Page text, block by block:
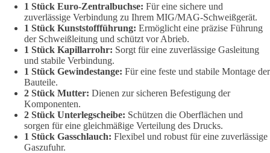
1 Stück Euro-Zentralbuchse: Für eine sichere und
zuverlässige Verbindung zu Ihrem MIG/MAG-Schweißgerät.
1 Stück Kunststoffführung: Ermöglicht eine präzise Führung
der Schweißleitung und schützt vor Abrieb.
1 Stück Kapillarrohr: Sorgt für eine zuverlässige Gasleitung
und stabile Verbindung.
1 Stück Gewindestange: Für eine feste und stabile Montage der
Bauteile.
2 Stück Mutter: Dienen zur sicheren Befestigung der
Komponenten.
2 Stück Unterlegscheibe: Schützen die Oberflächen und
sorgen für eine gleichmäßige Verteilung des Drucks.
1 Stück Gasschlauch: Flexibel und robust für eine zuverlässige
Gaszufuhr.